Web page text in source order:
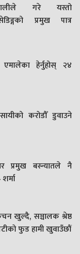
गरे यस्तो
प्रमुख पात्र
एमालेका हेर्नुहोस् २४
करोडौँ डुवाउने
प्रमुख बस्न्यातले नै
खुल्दै, सञ्चालक श्रेष्ठ
फुड हामी खुवाउँछौं